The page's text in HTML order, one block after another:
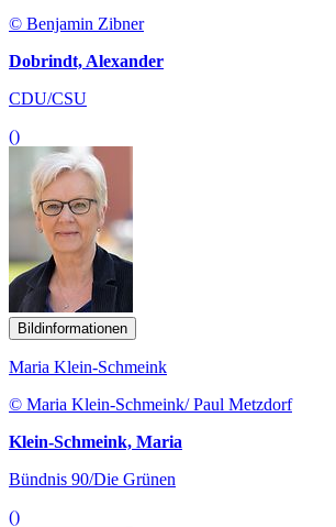
© Benjamin Zibner
Dobrindt, Alexander
CDU/CSU
()
Bildinformationen
Maria Klein-Schmeink
© Maria Klein-Schmeink/ Paul Metzdorf
Klein-Schmeink, Maria
Bündnis 90/Die Grünen
()